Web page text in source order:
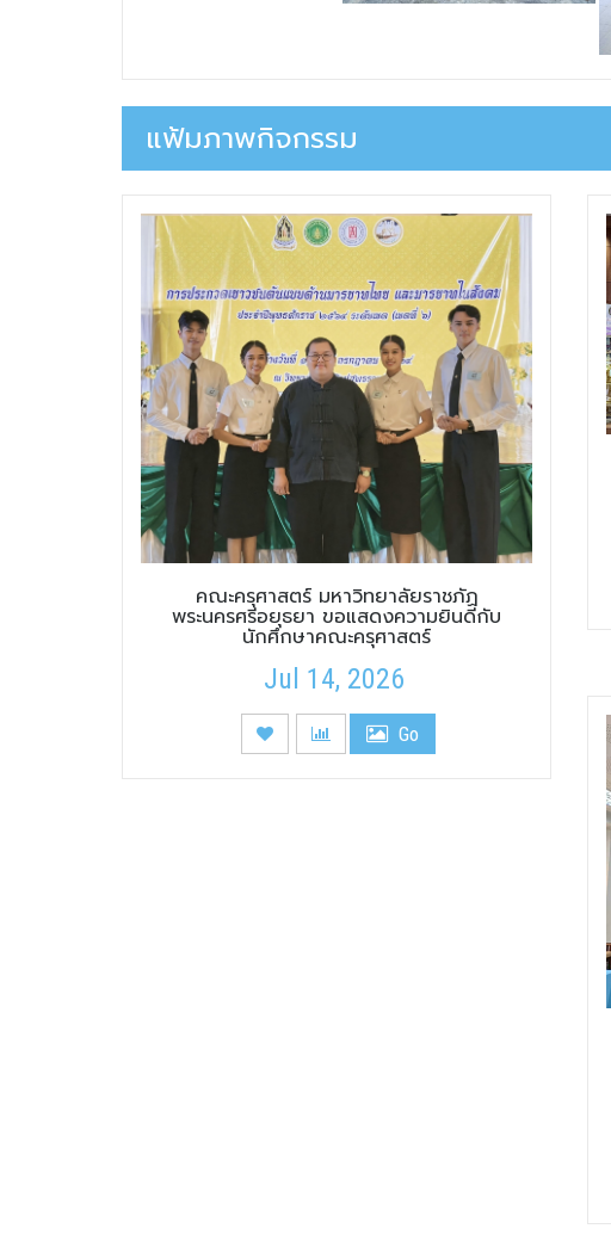
แฟ้มภาพกิจกรรม
คณะครุศาสตร์ มหาวิทยาลัยราชภัฏ
พระนครศรีอยุธยา ขอแสดงความยินดีกับ
นักศึกษาคณะครุศาสตร์
Jul 14, 2026
Go